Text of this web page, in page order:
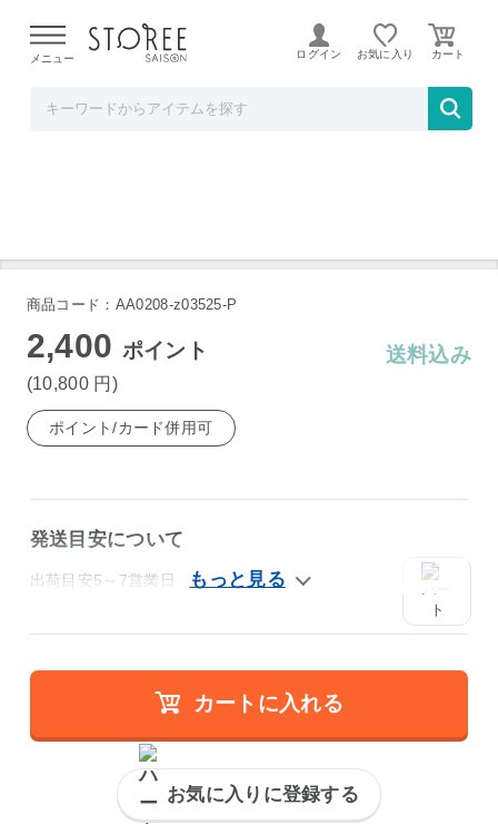
よる配送遅延が発生しております。
メニュー ログイン お気に入り
匠木工 天然木収納式折れ脚テーブル 90cm幅
商品コード：AA0208-z03525-P
2,400 ポイント
(10,800 円 )
送料込み
ポイント/カード併用可
発送目安について
出荷目安5～7営業日
カートに入れる
お気に入りに登録する